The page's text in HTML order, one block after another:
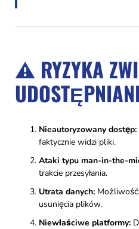
⚠️ RYZYKA
Nieautoryzowany dostęp:
faktycznie widzi pliki.
Ataki typu man-in-the-
trakcie przesyłania.
Utrata danych:
usunięcia plików.
Niewłaściwe platformy: